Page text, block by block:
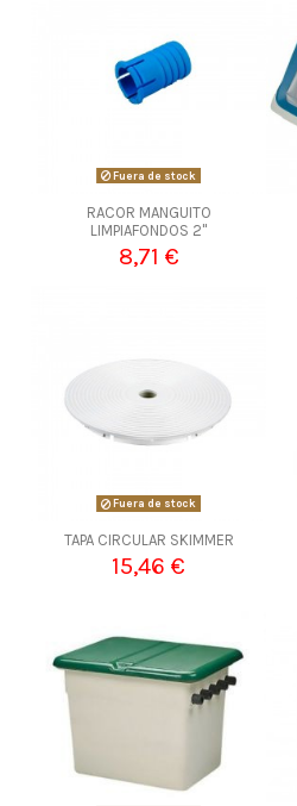
Fuera de stock
RACOR MANGUITO
LIMPIAFONDOS 2"
8,71 €
Fuera de stock
TAPA CIRCULAR SKIMMER
15,46 €